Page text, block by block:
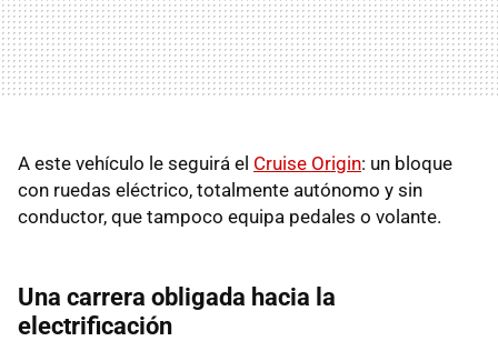
A este vehículo le seguirá el Cruise Origin: un bloque
con ruedas eléctrico, totalmente autónomo y sin
conductor, que tampoco equipa pedales o volante.
Una carrera obligada hacia la
electrificación